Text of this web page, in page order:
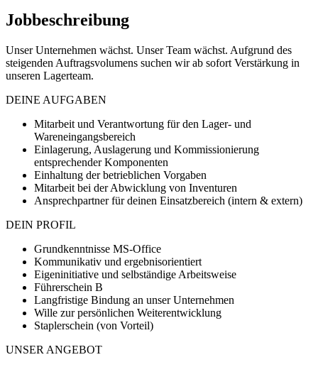
Jobbeschreibung
Unser Unternehmen wächst. Unser Team wächst. Aufgrund des
steigenden Auftragsvolumens suchen wir ab sofort Verstärkung in
unseren Lagerteam.
DEINE AUFGABEN
Mitarbeit und Verantwortung für den Lager- und
Wareneingangsbereich
Einlagerung, Auslagerung und Kommissionierung
entsprechender Komponenten
Einhaltung der betrieblichen Vorgaben
Mitarbeit bei der Abwicklung von Inventuren
Ansprechpartner für deinen Einsatzbereich (intern & extern)
DEIN PROFIL
Grundkenntnisse MS-Office
Kommunikativ und ergebnisorientiert
Eigeninitiative und selbständige Arbeitsweise
Führerschein B
Langfristige Bindung an unser Unternehmen
Wille zur persönlichen Weiterentwicklung
Staplerschein (von Vorteil)
UNSER ANGEBOT